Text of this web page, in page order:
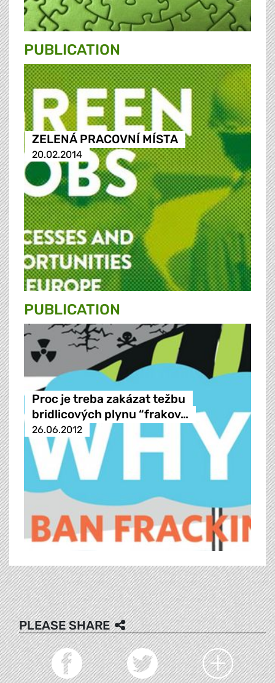
PUBLICATION
ZELENÁ PRACOVNÍ MÍSTA
20.02.2014
PUBLICATION
Proc je treba zakázat težbu
bridlicových plynu “frakov…
26.06.2012
PLEASE SHARE